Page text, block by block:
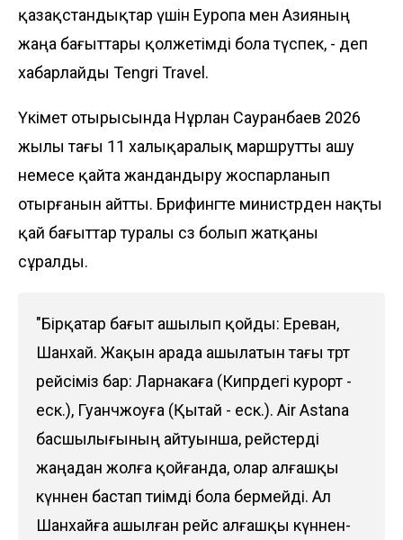
қазақстандықтар үшін Еуропа мен Азияның
жаңа бағыттары қолжетімді бола түспек, - деп
хабарлайды Tengri Travel.
Үкімет отырысында Нұрлан Сауранбаев 2026
жылы тағы 11 халықаралық маршрутты ашу
немесе қайта жандандыру жоспарланып
отырғанын айтты. Брифингте министрден нақты
қай бағыттар туралы сөз болып жатқаны
сұралды.
"Бірқатар бағыт ашылып қойды: Ереван,
Шанхай. Жақын арада ашылатын тағы төрт
рейсіміз бар: Ларнакаға (Кипрдегі курорт -
еск.), Гуанчжоуға (Қытай - еск.). Air Astana
басшылығының айтуынша, рейстерді
жаңадан жолға қойғанда, олар алғашқы
күннен бастап тиімді бола бермейді. Ал
Шанхайға ашылған рейс алғашқы күннен-